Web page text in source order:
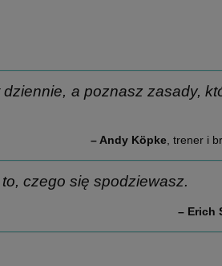
a poznasz zasady,
– Andy Köpke , trener i
czego się spodziewasz.
– Erich